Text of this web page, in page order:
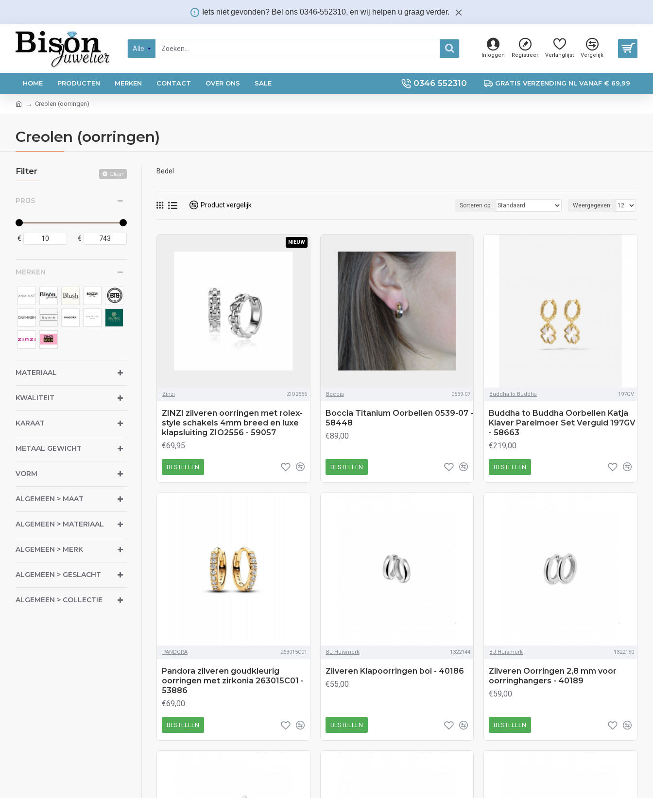
Iets niet gevonden? Bel ons 0346-552310, en wij helpen u graag verder.
Alle
Inloggen Registreer Verlanglijst Vergelijk
HOME PRODUCTEN MERKEN CONTACT OVER ONS SALE 0346 552310 GRATIS VERZENDING NL VANAF € 69,99
Creolen (oorringen)
Creolen (oorringen)
Filter Clear
PRIJS
€ €
MERKEN
ALGEMEEN > MAAT
ALGEMEEN > MATERIAAL
ALGEMEEN > MERK
ALGEMEEN > GESLACHT
ALGEMEEN > COLLECTIE
MATERIAAL
KWALITEIT
KARAAT
METAAL GEWICHT
VORM
Bedel
Product vergelijk Sorteren op: Weergegeven:
NIEUW
Zinzi ZIO2556
ZINZI zilveren oorringen met rolex-
style schakels 4mm breed en luxe
klapsluiting ZIO2556 - 59057
€69,95
BESTELLEN
Boccia 0539-07
Boccia Titanium Oorbellen 0539-07 -
58448
€89,00
BESTELLEN
Buddha to Buddha 197GV
Buddha to Buddha Oorbellen Katja
Klaver Parelmoer Set Verguld 197GV
- 58663
€219,00
BESTELLEN
PANDORA 263015C01
Pandora zilveren goudkleurig
oorringen met zirkonia 263015C01 -
53886
€69,00
BESTELLEN
BJ Huismerk 1322144
Zilveren Klapoorringen bol - 40186
€55,00
BESTELLEN
BJ Huismerk 1322150
Zilveren Oorringen 2,8 mm voor
oorringhangers - 40189
€59,00
BESTELLEN